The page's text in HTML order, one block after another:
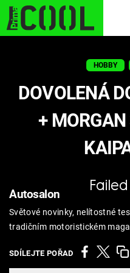
STARHOUSE
ESCAPE PLNEJ KOTEL
Filmy
Seriály
Hry
HOBBY
DOVOLENÁ
+ MORGAN
Světové novinky, nelítostné
tradičním motoristickém
SDÍLEJTE POŘAD
Autosalon